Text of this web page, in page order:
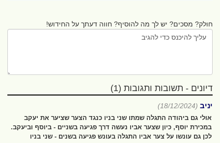
חולק? מסכים? יש לך מה להוסיף? חווה דעתך על החידוש!
דיונים - תשובות ותגובות (1)
יניב (18/12/2024)
אולי גם ביהודה התגלה שמתו שני בניו כנגד הצער שציער את יעקב
במכירת יוסף, כיון שצער אביו נעשה דרך פגיעה בשניים - ביוסף וביעקב.
לכן גם עונשו על צער אביו התגלה בעונש פגיעה בשנים - שני בניו